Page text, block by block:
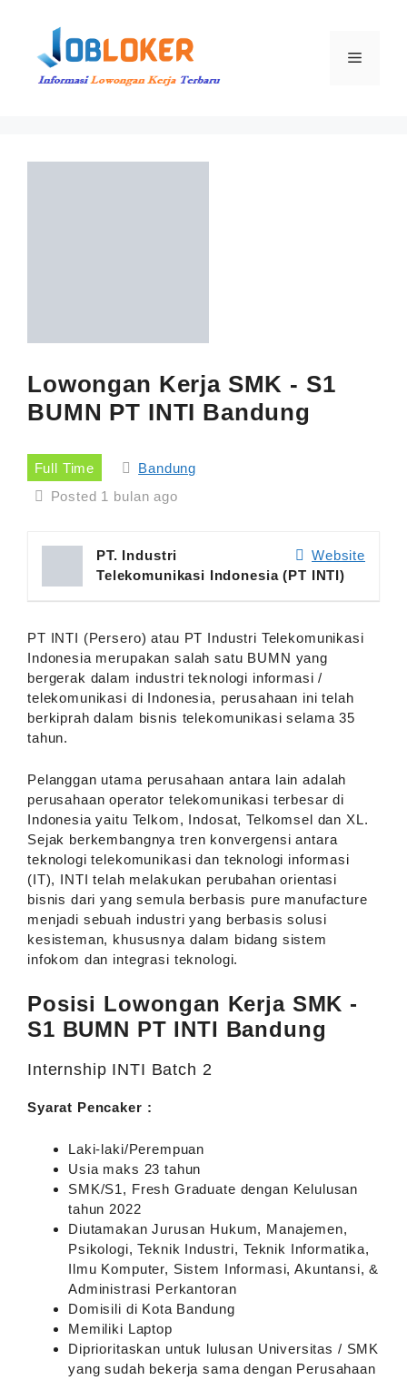
Menu
Lowongan Kerja SMK - S1
BUMN PT INTI Bandung
Full Time
Bandung
Posted 1 bulan ago
Website
PT. Industri
Telekomunikasi Indonesia (PT INTI)
PT INTI (Persero) atau PT Industri Telekomunikasi
Indonesia merupakan salah satu BUMN yang
bergerak dalam industri teknologi informasi /
telekomunikasi di Indonesia, perusahaan ini telah
berkiprah dalam bisnis telekomunikasi selama 35
tahun.
Pelanggan utama perusahaan antara lain adalah
perusahaan operator telekomunikasi terbesar di
Indonesia yaitu Telkom, Indosat, Telkomsel dan XL.
Sejak berkembangnya tren konvergensi antara
teknologi telekomunikasi dan teknologi informasi
(IT), INTI telah melakukan perubahan orientasi
bisnis dari yang semula berbasis pure manufacture
menjadi sebuah industri yang berbasis solusi
kesisteman, khususnya dalam bidang sistem
infokom dan integrasi teknologi.
Posisi Lowongan Kerja SMK -
S1 BUMN PT INTI Bandung
Internship INTI Batch 2
Syarat Pencaker :
Laki-laki/Perempuan
Usia maks 23 tahun
SMK/S1, Fresh Graduate dengan Kelulusan
tahun 2022
Diutamakan Jurusan Hukum, Manajemen,
Psikologi, Teknik Industri, Teknik Informatika,
Ilmu Komputer, Sistem Informasi, Akuntansi, &
Administrasi Perkantoran
Domisili di Kota Bandung
Memiliki Laptop
Diprioritaskan untuk lulusan Universitas / SMK
yang sudah bekerja sama dengan Perusahaan